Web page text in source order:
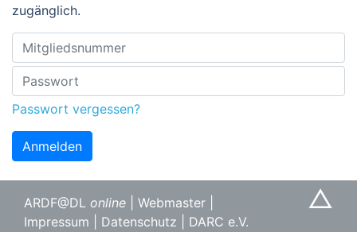
zugänglich.
Passwort vergessen?
Anmelden
△
ARDF@DL online Webmaster
Impressum
Datenschutz DARC e.V.